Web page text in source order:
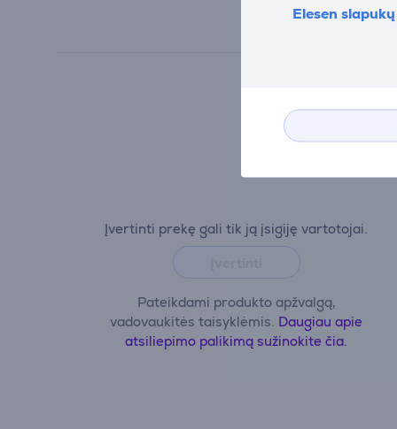
Elesen
Įvertinti prekę gali tik ją įsigiję vartotojai.
Pateikdami produkto apžvalgą,
vadovaukitės taisyklėmis. Daugiau apie
atsiliepimo palikimą sužinokite čia.